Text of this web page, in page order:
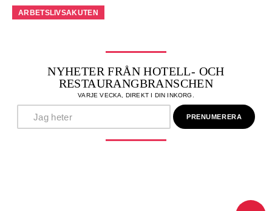
ARBETSLIVSAKUTEN
NYHETER FRÅN HOTELL- OCH
RESTAURANGBRANSCHEN
VARJE VECKA, DIREKT I DIN INKORG.